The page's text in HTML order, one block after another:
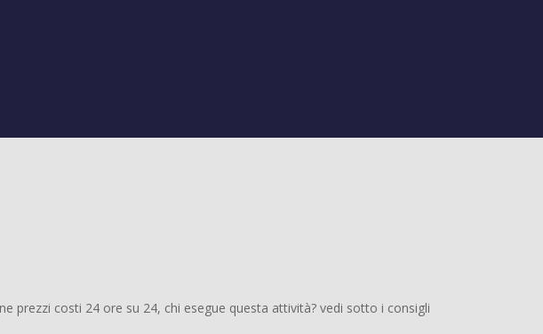
prezzi costi 24 ore su 24, chi esegue questa attività? vedi sotto i consigli